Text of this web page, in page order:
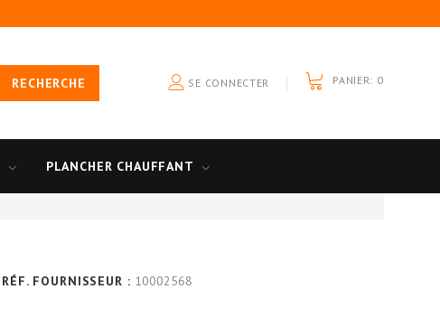
RECHERCHE SE CONNECTER PANIER: 0
PLANCHER CHAUFFANT
RÉF. FOURNISSEUR : 10002568